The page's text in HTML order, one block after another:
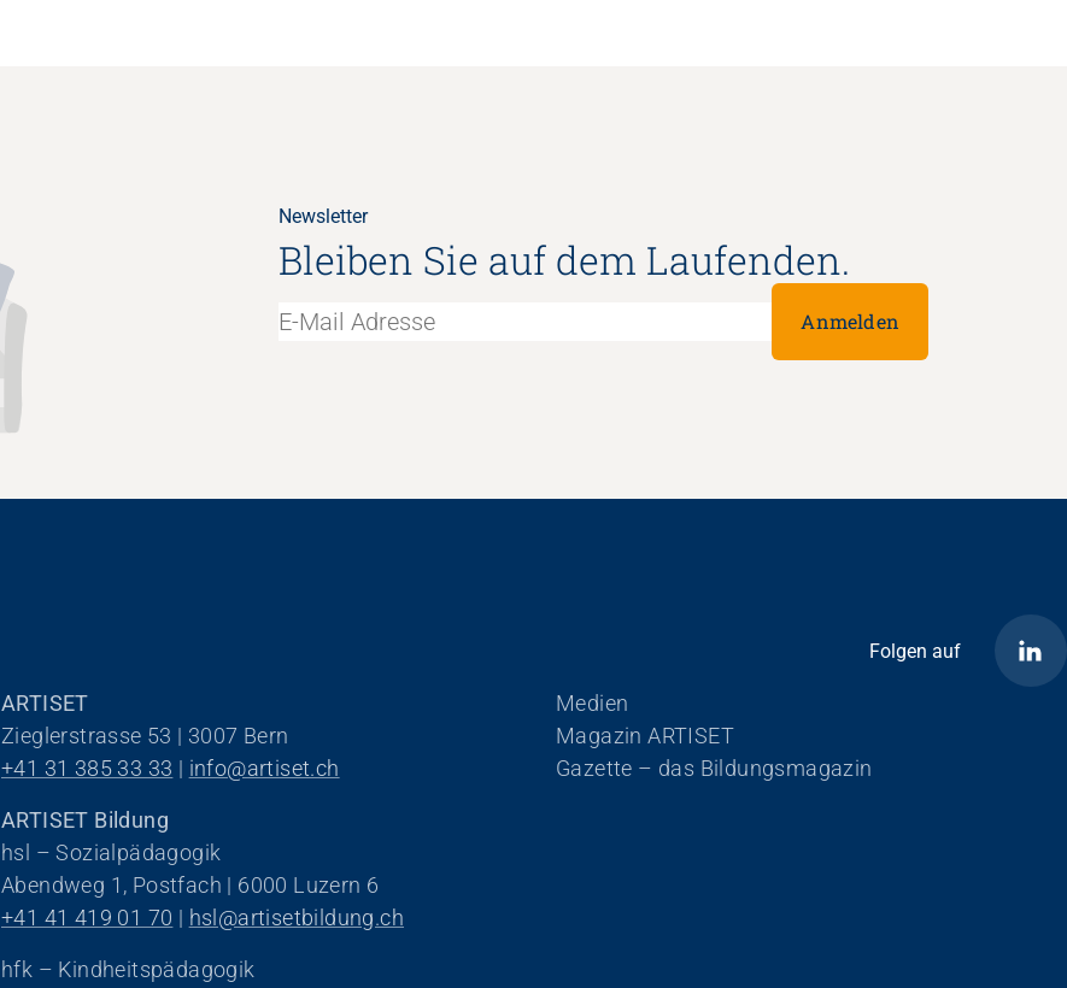
Newsletter
Bleiben Sie auf dem Laufenden.
Anmelden
Folgen auf
ARTISET
Zieglerstrasse 53 | 3007 Bern
+41 31 385 33 33 | info@artiset.ch
ARTISET Bildung
hsl – Sozialpädagogik
Abendweg 1, Postfach | 6000 Luzern 6
+41 41 419 01 70 | hsl@artisetbildung.ch
hfk – Kindheitspädagogik
Navigation überspringen
Medien
Magazin ARTISET
Gazette – das Bildungsmagazin